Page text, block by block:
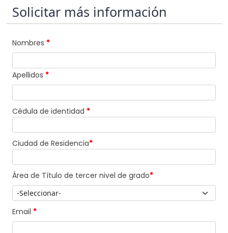
Solicitar más información
Nombres *
Apellidos *
Cédula de identidad *
Ciudad de Residencia*
Área de Título de tercer nivel de grado*
Email *